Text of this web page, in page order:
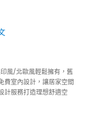
風/北歐風輕鬆擁有，舊
費室內設計，讓居家空間
計服務打造理想舒適空